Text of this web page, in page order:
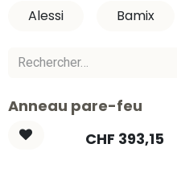
Alessi Bamix
Anneau pare-feu
CHF 393,15